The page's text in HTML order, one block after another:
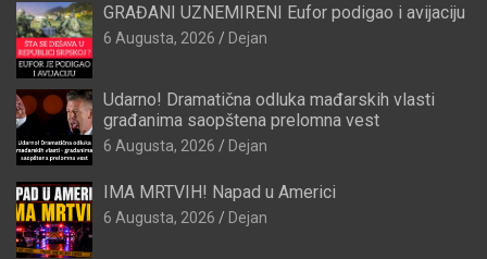
GRAĐANI UZNEMIRENI Eufor podigao i avijaciju
6 Augusta, 2026 Dejan
Udarno! Dramatična odluka mađarskih vlasti
građanima saopštena prelomna vest
6 Augusta, 2026 Dejan
IMA MRTVIH! Napad u Americi
6 Augusta, 2026 Dejan